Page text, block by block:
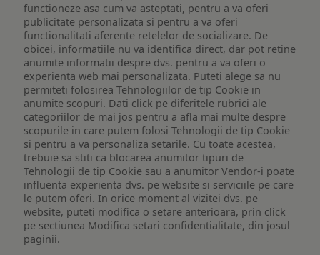
functioneze asa cum va asteptati, pentru a va oferi
publicitate personalizata si pentru a va oferi
functionalitati aferente retelelor de socializare. De
obicei, informatiile nu va identifica direct, dar pot retine
anumite informatii despre dvs. pentru a va oferi o
experienta web mai personalizata. Puteti alege sa nu
permiteti folosirea Tehnologiilor de tip Cookie in
anumite scopuri. Dati click pe diferitele rubrici ale
categoriilor de mai jos pentru a afla mai multe despre
scopurile in care putem folosi Tehnologii de tip Cookie
si pentru a va personaliza setarile. Cu toate acestea,
trebuie sa stiti ca blocarea anumitor tipuri de
Tehnologii de tip Cookie sau a anumitor Vendor-i poate
influenta experienta dvs. pe website si serviciile pe care
le putem oferi. In orice moment al vizitei dvs. pe
website, puteti modifica o setare anterioara, prin click
pe sectiunea Modifica setari confidentialitate, din josul
paginii.